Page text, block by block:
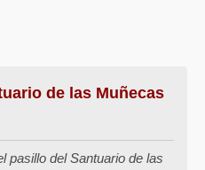
de las Muñecas
pasillo del Santuario de las